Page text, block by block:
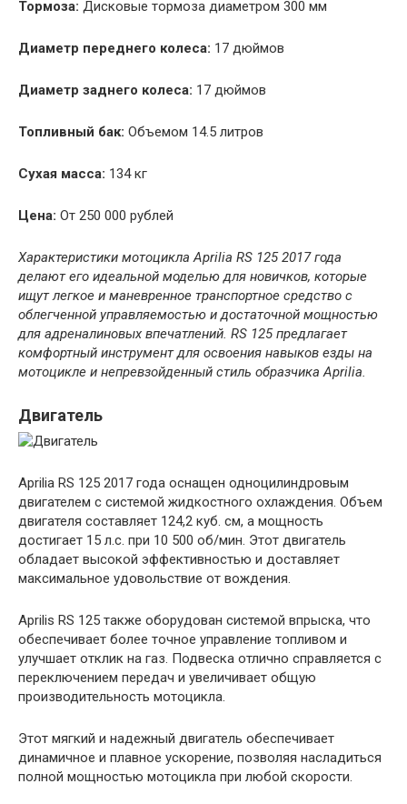
Тормоза: Дисковые тормоза диаметром 300 мм
Диаметр переднего колеса: 17 дюймов
Диаметр заднего колеса: 17 дюймов
Топливный бак: Объемом 14.5 литров
Сухая масса: 134 кг
Цена: От 250 000 рублей
Характеристики мотоцикла Aprilia RS 125 2017 года
делают его идеальной моделью для новичков, которые
ищут легкое и маневренное транспортное средство с
облегченной управляемостью и достаточной мощностью
для адреналиновых впечатлений. RS 125 предлагает
комфортный инструмент для освоения навыков езды на
мотоцикле и непревзойденный стиль образчика Aprilia.
Двигатель
Aprilia RS 125 2017 года оснащен одноцилиндровым
двигателем с системой жидкостного охлаждения. Объем
двигателя составляет 124,2 куб. см, а мощность
достигает 15 л.с. при 10 500 об/мин. Этот двигатель
обладает высокой эффективностью и доставляет
максимальное удовольствие от вождения.
Aprilis RS 125 также оборудован системой впрыска, что
обеспечивает более точное управление топливом и
улучшает отклик на газ. Подвеска отлично справляется с
переключением передач и увеличивает общую
производительность мотоцикла.
Этот мягкий и надежный двигатель обеспечивает
динамичное и плавное ускорение, позволяя насладиться
полной мощностью мотоцикла при любой скорости.